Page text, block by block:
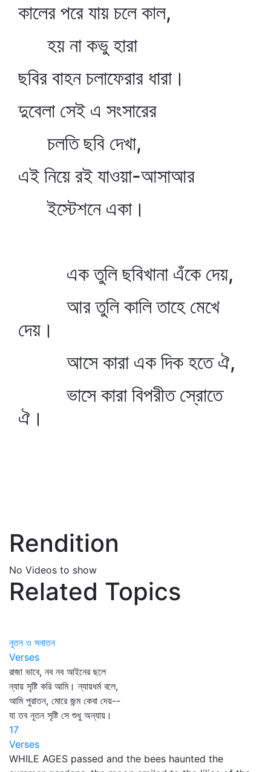
কালের পরে যায় চলে কাল,
হয় না কভু হারা
ছবির বাহন চলাফেরার ধারা।
দুবেলা সেই এ সংসারের
চলতি ছবি দেখা,
এই নিয়ে রই যাওয়া-আসাআর
ইস্টেশনে একা।
এক তুলি ছবিখানা এঁকে দেয়,
আর তুলি কালি তাহে মেখে
দেয়।
আসে কারা এক দিক হতে ঐ,
ভাসে কারা বিপরীত স্রোতে
ঐ।
Rendition
No Videos to show
Related Topics
নূতন ও সনাতন
Verses
রাজা ভাবে, নব নব আইনের ছলে
ন্যায় সৃষ্টি করি আমি। ন্যায়ধর্ম বলে,
আমি পুরাতন, মোরে জন্ম কেবা দেয়--
যা তব নূতন সৃষ্টি সে শুধু অন্যায়।
17
Verses
WHILE AGES passed and the bees haunted the